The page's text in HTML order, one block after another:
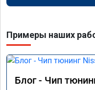
Примеры наших
Блог - Чип